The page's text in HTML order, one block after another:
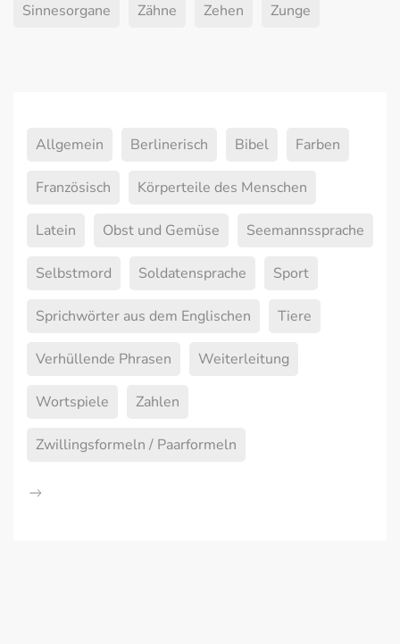
Sinnesorgane Zähne Zehen Zunge
Allgemein Berlinerisch Bibel Farben
Französisch Körperteile des Menschen
Latein Obst und Gemüse Seemannssprache
Selbstmord Soldatensprache Sport
Sprichwörter aus dem Englischen Tiere
Verhüllende Phrasen Weiterleitung
Wortspiele Zahlen
Zwillingsformeln / Paarformeln